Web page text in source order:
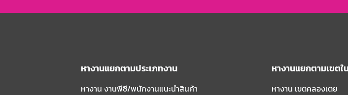
หางานแยกตามประเภทงาน
หางาน งานพีซี/พนักงานแนะนําสินค้า
หางานแยกตามเขต
หางาน เขตคลองเตย